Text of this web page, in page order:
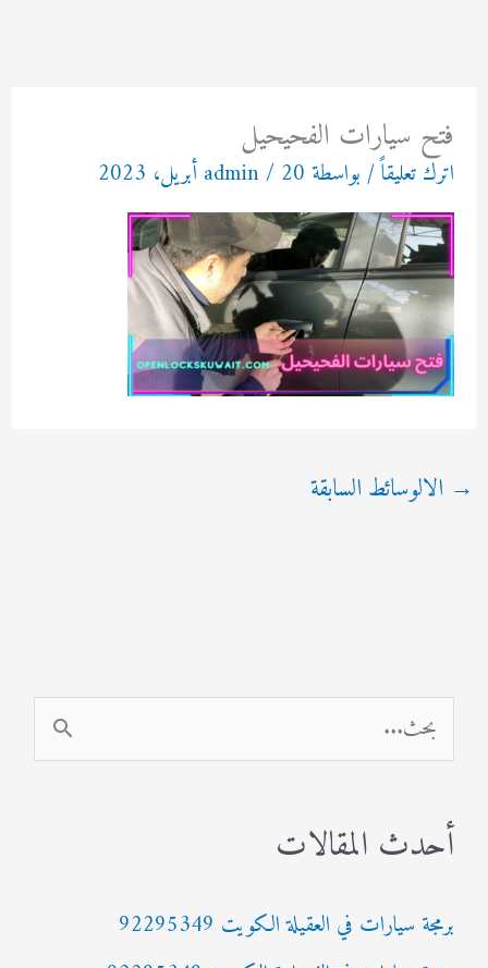
فتح سيارات الفحيحيل
اترك تعليقاً/ بواسطة admin/ 20 أبريل، 2023
→ الالوسائط السابقة
ل
ح
ع
أحدث المقالات
برمجة سيارات في العقيلة الكويت 92295349